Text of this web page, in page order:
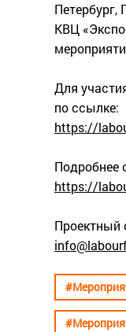
Петербург,
КВЦ
Для
по ссылке:
https://
Подробнее
https://
Проектный